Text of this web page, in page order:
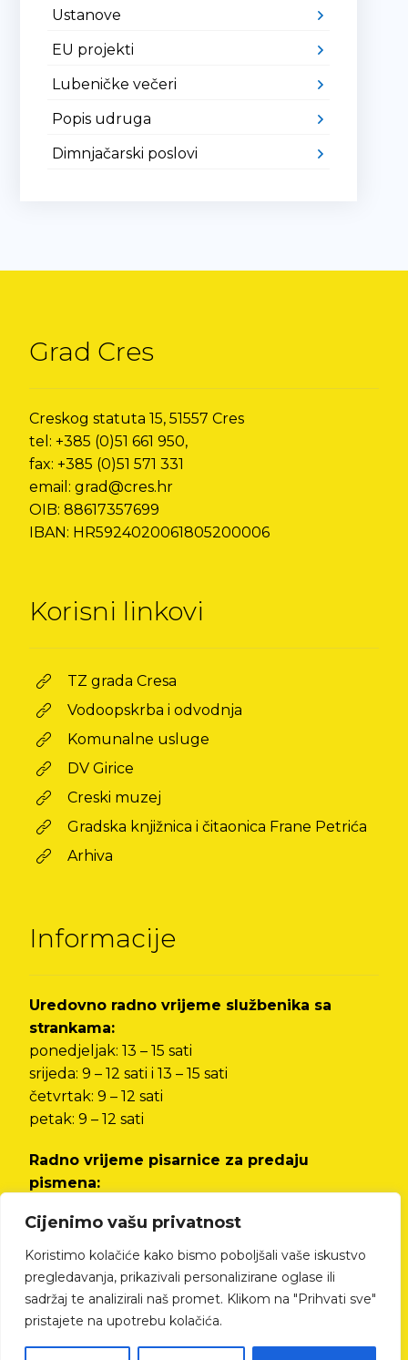
Cijenimo vašu privatnost
Koristimo kolačiće kako bismo poboljšali vaše iskustvo
pregledavanja, prikazivali personalizirane oglase ili
sadržaj te analizirali naš promet. Klikom na "Prihvati sve"
pristajete na upotrebu kolačića.
Ustanove
EU projekti
Lubeničke večeri
Popis udruga
Dimnjačarski poslovi
Grad Cres
Creskog statuta 15, 51557 Cres
tel: +385 (0)51 661 950,
fax: +385 (0)51 571 331
email: grad@cres.hr
OIB: 88617357699
IBAN: HR5924020061805200006
Korisni linkovi
TZ grada Cresa
Vodoopskrba i odvodnja
Komunalne usluge
DV Girice
Creski muzej
Gradska knjižnica i čitaonica Frane Petrića
Arhiva
Informacije
Uredovno radno vrijeme službenika sa
strankama:
ponedjeljak: 13 – 15 sati
srijeda: 9 – 12 sati i 13 – 15 sati
četvrtak: 9 – 12 sati
petak: 9 – 12 sati
Radno vrijeme pisarnice za predaju
pismena:
do 15 sati
Izjava o pristupačnosti